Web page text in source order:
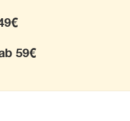
59€